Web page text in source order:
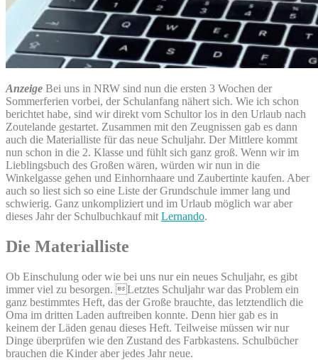
Anzeige Bei uns in NRW sind nun die ersten 3 Wochen der
Sommerferien vorbei, der Schulanfang nähert sich. Wie ich schon
berichtet habe, sind wir direkt vom Schultor los in den Urlaub nach
Zoutelande gestartet. Zusammen mit den Zeugnissen gab es dann
auch die Materialliste für das neue Schuljahr. Der Mittlere kommt
nun schon in die 2. Klasse und fühlt sich ganz groß. Wenn wir im
Lieblingsbuch des Großen wären, würden wir nun in die
Winkelgasse gehen und Einhornhaare und Zaubertinte kaufen. Aber
auch so liest sich so eine Liste der Grundschule immer lang und
schwierig. Ganz unkompliziert und im Urlaub möglich war aber
dieses Jahr der Schulbuchkauf mit Lernando.
Die Materialliste
Ob Einschulung oder wie bei uns nur ein neues Schuljahr, es gibt
immer viel zu besorgen. Letztes Schuljahr war das Problem ein
ganz bestimmtes Heft, das der Große brauchte, das letztendlich die
Oma im dritten Laden auftreiben konnte. Denn hier gab es in
keinem der Läden genau dieses Heft. Teilweise müssen wir nur
Dinge überprüfen wie den Zustand des Farbkastens. Schulbücher
brauchen die Kinder aber jedes Jahr neue.